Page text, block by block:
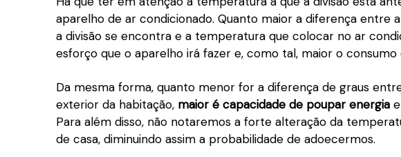
aparelho de ar condicionado. Quanto maior a diferença entre
a divisão se encontra e a temperatura que colocar no ar
esforço que o aparelho irá fazer e, como tal, maior o
Da mesma forma, quanto menor for a diferença de graus
exterior da habitação, maior é capacidade de poupar energia
Para além disso, não notaremos a forte alteração da
de casa, diminuindo assim a probabilidade de adoecermos.